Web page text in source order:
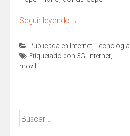
Seguir leyendo →
Publicada en Internet, Tecnologia
Etiquetado con 3G, Internet,
movil
Buscar: